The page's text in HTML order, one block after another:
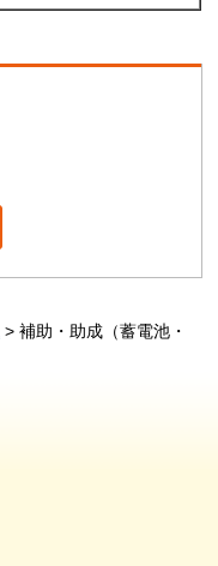
> 補助・助成（蓄電池・